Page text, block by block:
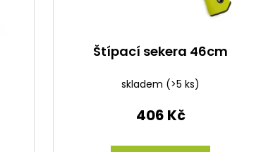
Štípací sekera 46cm
skladem (>5 ks)
406 Kč